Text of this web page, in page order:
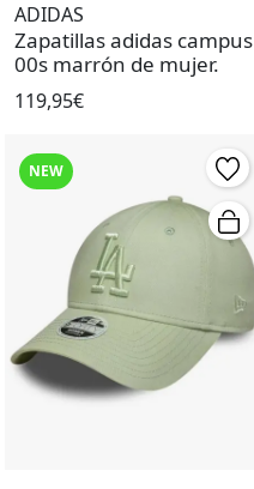
ADIDAS
Zapatillas adidas campus
00s marrón de mujer.
119,95€
NEW